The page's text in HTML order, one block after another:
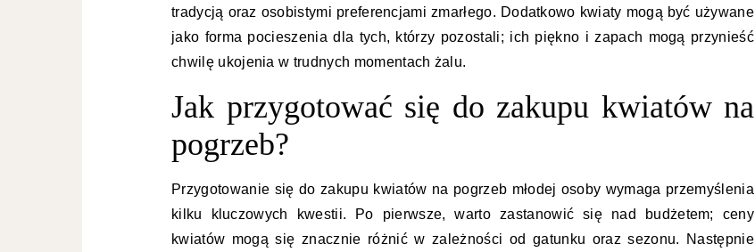
tradycją oraz osobistymi preferencjami zmarłego. Dodatkowo kwiaty mogą być używane
jako forma pocieszenia dla tych, którzy pozostali; ich piękno i zapach mogą przynieść
chwilę ukojenia w trudnych momentach żalu.
Jak przygotować się do zakupu kwiatów na
pogrzeb?
Przygotowanie się do zakupu kwiatów na pogrzeb młodej osoby wymaga przemyślenia
kilku kluczowych kwestii. Po pierwsze, warto zastanowić się nad budżetem; ceny
kwiatów mogą się znacznie różnić w zależności od gatunku oraz sezonu. Następnie